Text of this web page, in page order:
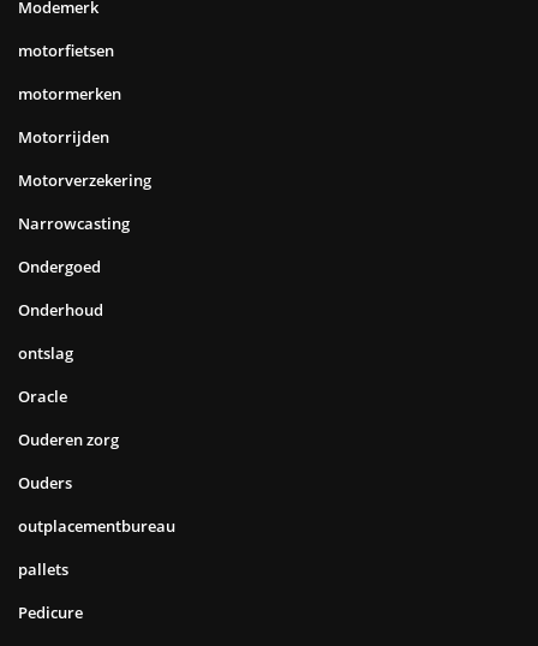
Modemerk
motorfietsen
motormerken
Motorrijden
Motorverzekering
Narrowcasting
Ondergoed
Onderhoud
ontslag
Oracle
Ouderen zorg
Ouders
outplacementbureau
pallets
Pedicure